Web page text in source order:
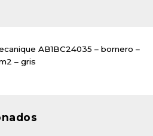
AB1BC24035 – bornero –
– gris